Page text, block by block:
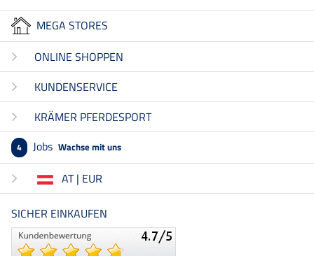
MEGA STORES
ONLINE SHOPPEN
KUNDENSERVICE
KRÄMER PFERDESPORT
4 Jobs Wachse mit uns
AT | EUR
SICHER EINKAUFEN